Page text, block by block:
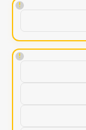
!
!